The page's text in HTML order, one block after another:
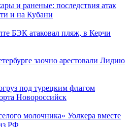
и раненые: последствия атак
и на Кубани
БЭК атаковал пляж, в Керчи
заочно арестовали Лидию
под турецким флагом
Новороссийск
молочника» Уолкера вместе
РФ